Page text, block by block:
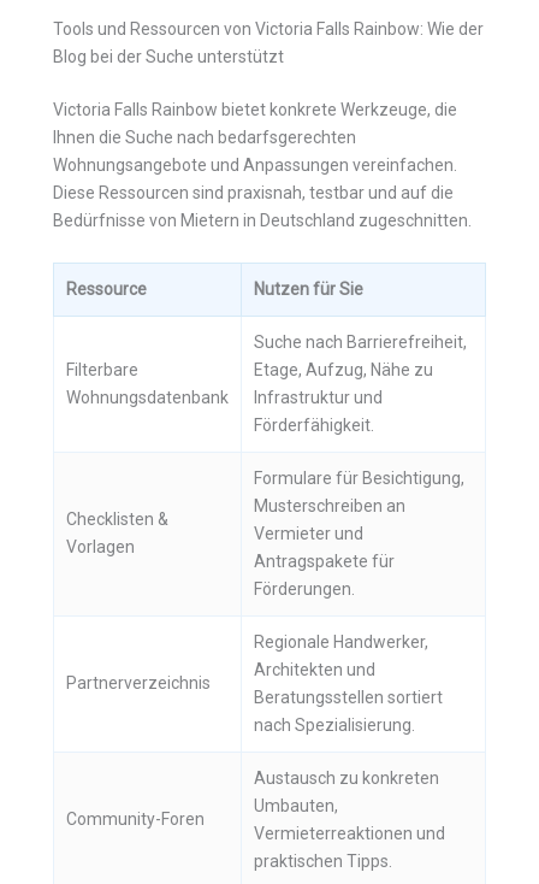
Tools und Ressourcen von Victoria Falls Rainbow: Wie der
Blog bei der Suche unterstützt
Victoria Falls Rainbow bietet konkrete Werkzeuge, die
Ihnen die Suche nach bedarfsgerechten
Wohnungsangebote und Anpassungen vereinfachen.
Diese Ressourcen sind praxisnah, testbar und auf die
Bedürfnisse von Mietern in Deutschland zugeschnitten.
Ressource Nutzen für Sie
Filterbare
Wohnungsdatenbank
Suche nach Barrierefreiheit,
Etage, Aufzug, Nähe zu
Infrastruktur und
Förderfähigkeit.
Checklisten &
Vorlagen
Formulare für Besichtigung,
Musterschreiben an
Vermieter und
Antragspakete für
Förderungen.
Partnerverzeichnis
Regionale Handwerker,
Architekten und
Beratungsstellen sortiert
nach Spezialisierung.
Community-Foren
Austausch zu konkreten
Umbauten,
Vermieterreaktionen und
praktischen Tipps.